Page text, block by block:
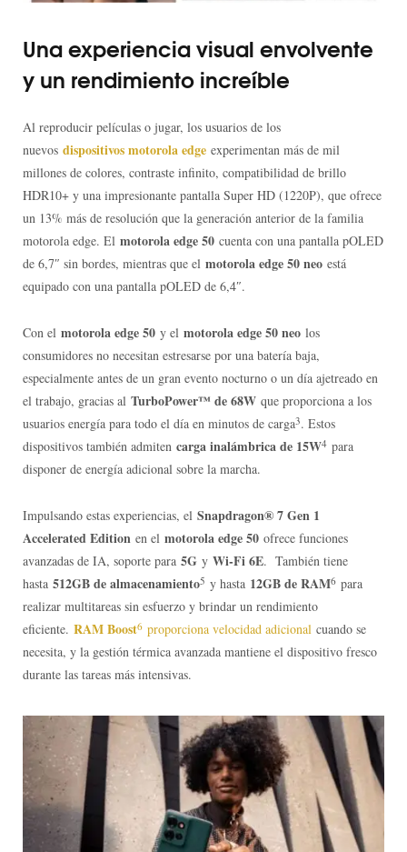
Una experiencia visual envolvente
y un rendimiento increíble
Al reproducir películas o jugar, los usuarios de los
nuevos dispositivos motorola edge experimentan más de mil
millones de colores, contraste infinito, compatibilidad de brillo
HDR10+ y una impresionante pantalla Super HD (1220P), que ofrece
un 13% más de resolución que la generación anterior de la familia
motorola edge. El motorola edge 50 cuenta con una pantalla pOLED
de 6,7″ sin bordes, mientras que el motorola edge 50 neo está
equipado con una pantalla pOLED de 6,4″.
Con el motorola edge 50 y el motorola edge 50 neo los
consumidores no necesitan estresarse por una batería baja,
especialmente antes de un gran evento nocturno o un día ajetreado en
el trabajo, gracias al TurboPower™ de 68W que proporciona a los
usuarios energía para todo el día en minutos de carga3. Estos
dispositivos también admiten carga inalámbrica de 15W4 para
disponer de energía adicional sobre la marcha.
Impulsando estas experiencias, el Snapdragon® 7 Gen 1
Accelerated Edition en el motorola edge 50 ofrece funciones
avanzadas de IA, soporte para 5G y Wi-Fi 6E. También tiene
hasta 512GB de almacenamiento5 y hasta 12GB de RAM6 para
realizar multitareas sin esfuerzo y brindar un rendimiento
eficiente. RAM Boost6 proporciona velocidad adicional cuando se
necesita, y la gestión térmica avanzada mantiene el dispositivo fresco
durante las tareas más intensivas.